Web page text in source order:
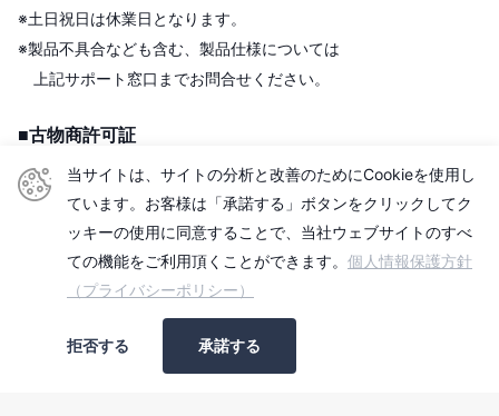
※土日祝日は休業日となります。
※製品不具合なども含む、製品仕様については
上記サポート窓口までお問合せください。
■古物商許可証
株式会社センチュリー
＜古物商許可証＞
東京都公安委員会
第306609903513号
■適格請求書発行事業者
登録番号：T2010501006740
当サイトは、サイトの分析と改善のためにCookieを使用し
ています。お客様は「承諾する」ボタンをクリックしてク
ッキーの使用に同意することで、当社ウェブサイトのすべ
ての機能をご利用頂くことができます。 個人情報保護方針
（プライバシーポリシー）
拒否する 承諾する